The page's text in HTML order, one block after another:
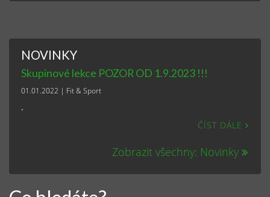
NOVINKY
Skupinové lekce POZOR OD 1.9.2023 !!!
01.01.2022 | Fit & Sport
.
ČÍST DÁLE
Zobrazit všechny: Novinky